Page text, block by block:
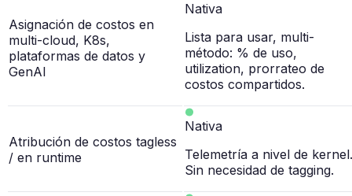
Asignación de costos en
multi-cloud, K8s,
plataformas de datos y
GenAI
Nativa
Lista para usar, multi-
método: % de uso,
utilization, prorrateo de
costos compartidos.
Atribución de costos tagless
/ en runtime
Nativa
Telemetría a nivel de kernel.
Sin necesidad de tagging.